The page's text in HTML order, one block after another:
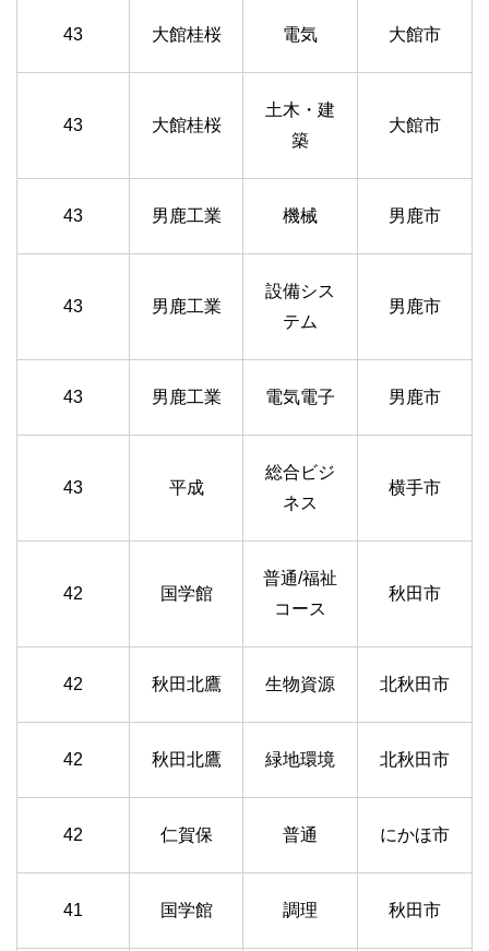
43 大館桂桜 電気 大館市
43 大館桂桜
土木・建
築
大館市
43 男鹿工業 機械 男鹿市
43 男鹿工業
設備シス
テム
男鹿市
43 男鹿工業 電気電子 男鹿市
43 平成
総合ビジ
ネス
横手市
42 国学館
普通/福祉
コース
秋田市
42 秋田北鷹 生物資源 北秋田市
42 秋田北鷹 緑地環境 北秋田市
42 仁賀保 普通 にかほ市
41 国学館 調理 秋田市